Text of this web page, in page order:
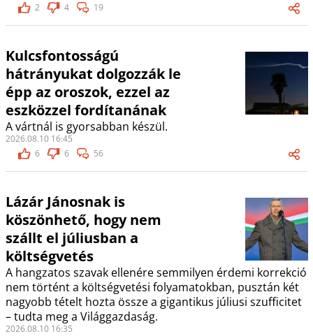
2
4 19
Kulcsfontosságú
hátrányukat dolgozzák le
épp az oroszok, ezzel az
eszközzel fordítanának
A vártnál is gyorsabban készül.
2026.08.10 16:45
6
6 56
Lázár Jánosnak is
köszönhető, hogy nem
szállt el júliusban a
költségvetés
A hangzatos szavak ellenére semmilyen érdemi korrekció
nem történt a költségvetési folyamatokban, pusztán két
nagyobb tételt hozta össze a gigantikus júliusi szufficitet
– tudta meg a Világgazdaság.
2026.08.10 16:35